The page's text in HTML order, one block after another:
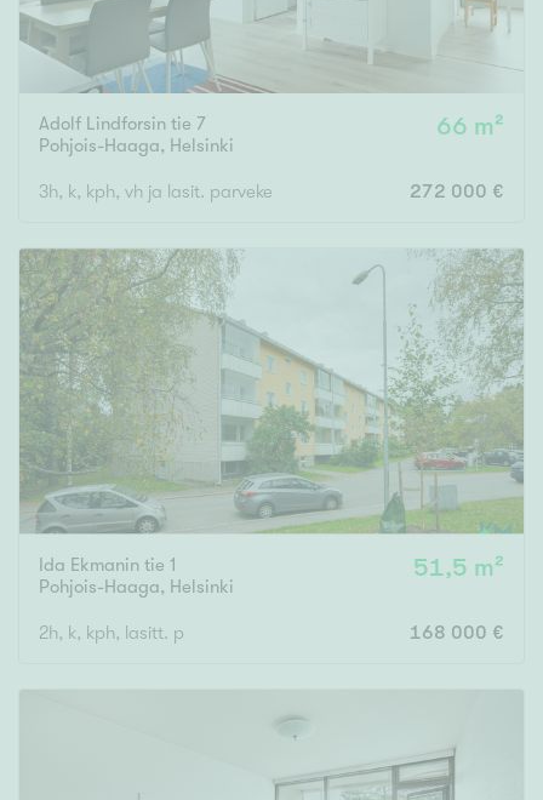
Adolf Lindforsin tie 7
Pohjois-Haaga, Helsinki
66 m²
3h, k, kph, vh ja lasit. parveke 272 000 €
Ida Ekmanin tie 1
Pohjois-Haaga, Helsinki
51,5 m²
2h, k, kph, lasitt. p 168 000 €